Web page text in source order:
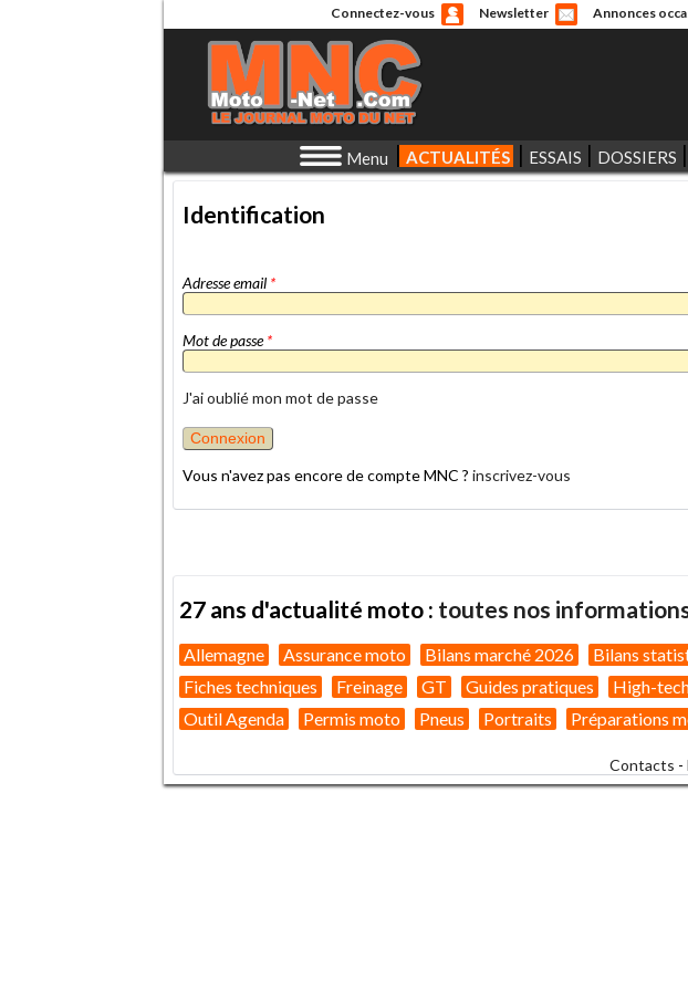
Connectez-vous Newsletter Annonces
Menu ACTUALITÉS ESSAIS DOSSIERS
Identification
Adresse email *
Mot de passe*
J'ai oublié mon mot de passe
Vous n'avez pas encore de compte MNC ? inscrivez-vous
27 ans d'actualité moto : toutes nos
Allemagne Assurance moto Bilans marché 2026 Bilans
Fiches techniques
Freinage GT Guides pratiques High-
Outil Agenda
Permis moto Pneus Portraits Préparations
Contacts -